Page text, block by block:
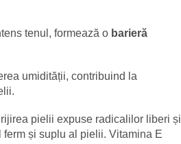
tenul, formează o barieră
umidității, contribuind la
pielii expuse radicalilor liberi și
și suplu al pielii. Vitamina E